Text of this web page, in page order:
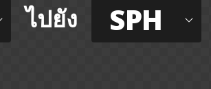
ไปยัง SPH